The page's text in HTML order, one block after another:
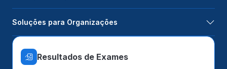
Soluções para Organizações
Resultados de Exames